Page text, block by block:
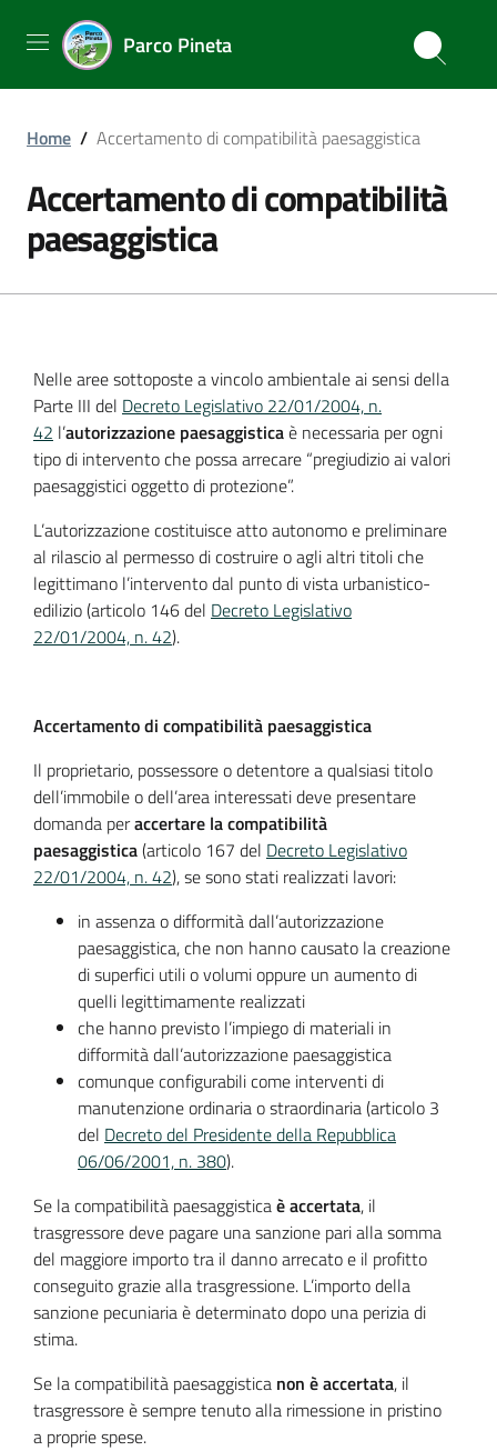
Parco Pineta
Home / Accertamento di compatibilità paesaggistica
Accertamento di compatibilità
paesaggistica
Nelle aree sottoposte a vincolo ambientale ai sensi della
Parte III del Decreto Legislativo 22/01/2004, n.
42 l’autorizzazione paesaggisticaè necessaria per ogni
tipo di intervento che possa arrecare “pregiudizio ai valori
paesaggistici oggetto di protezione”.
L’autorizzazione costituisce atto autonomo e preliminare
al rilascio al permesso di costruire o agli altri titoli che
legittimano l’intervento dal punto di vista urbanistico-
edilizio (articolo 146 del Decreto Legislativo
22/01/2004, n. 42).
Accertamento di compatibilità paesaggistica
Il proprietario, possessore o detentore a qualsiasi titolo
dell’immobile o dell’area interessati deve presentare
domanda peraccertare la compatibilità
paesaggistica(articolo 167 del Decreto Legislativo
22/01/2004, n. 42), se sono stati realizzati lavori:
in assenza o difformità dall’autorizzazione
paesaggistica, che non hanno causato la creazione
di superfici utili o volumi oppure un aumento di
quelli legittimamente realizzati
che hanno previsto l’impiego di materiali in
difformità dall’autorizzazione paesaggistica
comunque configurabili come interventi di
manutenzione ordinaria o straordinaria (articolo 3
del Decreto del Presidente della Repubblica
06/06/2001, n. 380).
Se la compatibilità paesaggisticaè accertata, il
trasgressore deve pagare una sanzione pari alla somma
del maggiore importo tra il danno arrecato e il profitto
conseguito grazie alla trasgressione. L’importo della
sanzione pecuniaria è determinato dopo una perizia di
stima.
Se la compatibilità paesaggistica non è accertata, il
trasgressore è sempre tenuto alla rimessione in pristino
a proprie spese.